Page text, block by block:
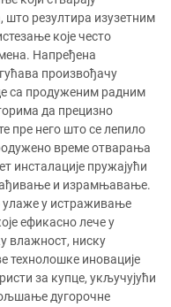
резултира изузетним
које често
Напређена
произвођачу
са продуженим радним
да прецизно
пре него што се лепило
време отварања
инсталације пружајући
и израмњавање.
улаже у истраживање
ефикасно лече у
влажност, ниску
технолошке иновације
за купце, укључујући
дугорочне